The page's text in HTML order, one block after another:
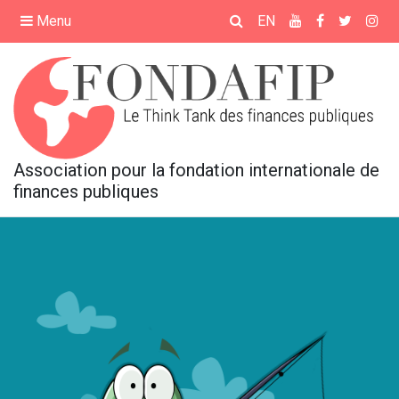
Menu EN
Association pour la fondation internationale de
finances publiques
ACCUEIL
PRÉSENTATION
ÉVÉNEMENTS
MÉDIATHÈQUE
REVUE FRANÇAISE DE
FINANCES PUBLIQUES